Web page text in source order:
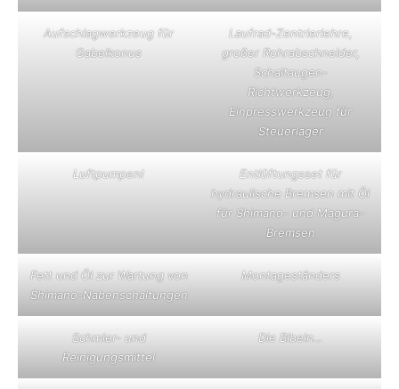
Aufschlagwerkzeug für
Gabelkonus
Laufrad-Zentrierlehre,
großer Rohrabschneider,
Schaltaugen-
Richtwerkzeug,
Einpresswerkzeug für
Steuerlager
Luftpumpen!
Entlüftungsset für
hydraulische Bremsen mit Öl
für Shimano- und Magura-
Bremsen
Fett und Öl zur Wartung von
Shimano-Nabenschaltungen
Montageständers
Schmier- und
Reinigungsmittel
Die Bibeln…